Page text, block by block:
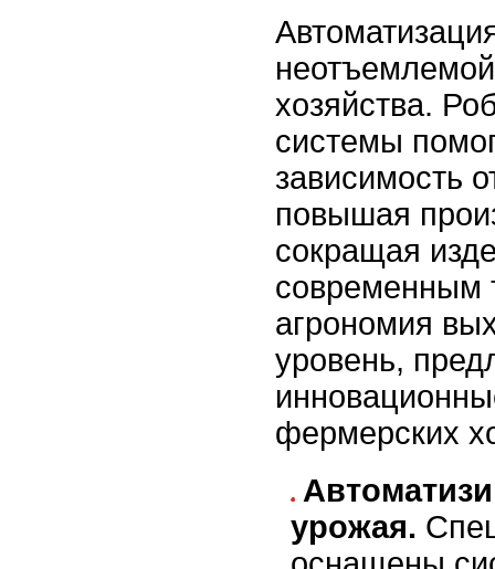
хозяйства.
системы
зависимость
повышая
сокращая
современным
агрономия
уровень,
фермерских
урожая.